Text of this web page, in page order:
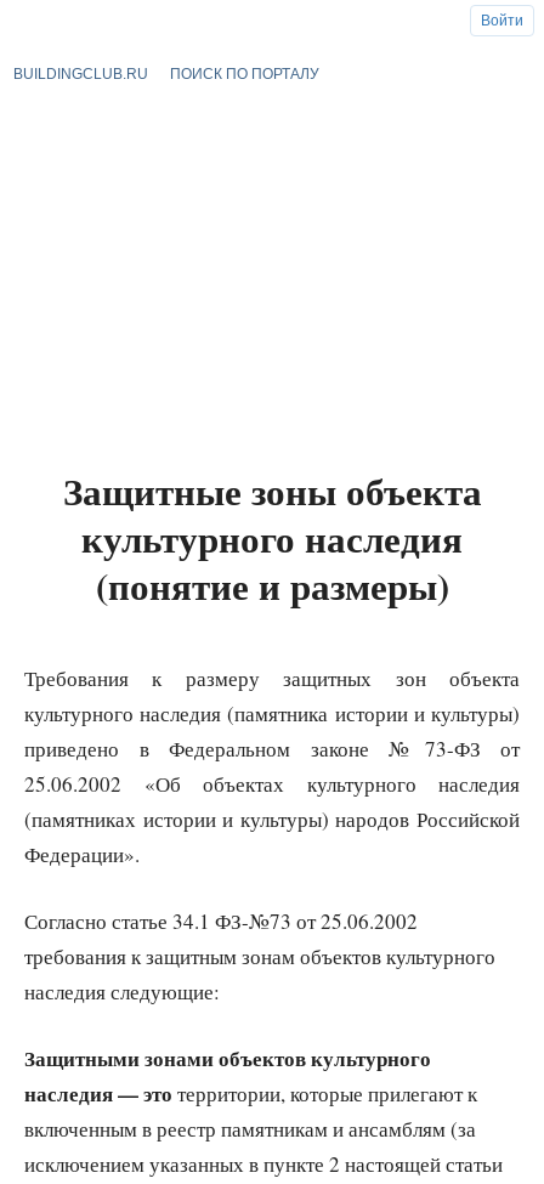
BUILDINGCLUB.RU ПОИСК ПО ПОРТАЛУ
Защитные зоны объекта
культурного наследия
(понятие и размеры)
Требования к размеру защитных зон объекта
культурного наследия (памятника истории и культуры)
приведено в Федеральном законе №73-ФЗ от
25.06.2002 «Об объектах культурного наследия
(памятниках истории и культуры) народов Российской
Федерации».
Согласно статье 34.1 ФЗ-№73 от 25.06.2002
требования к защитным зонам объектов культурного
наследия следующие:
Защитными зонами объектов культурного
наследия — это территории, которые прилегают к
включенным в реестр памятникам и ансамблям (за
исключением указанных в пункте 2 настоящей статьи
Войти